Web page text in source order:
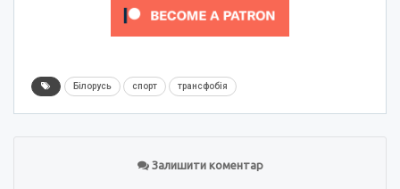
Білорусь спорт трансфобія
Залишити коментар